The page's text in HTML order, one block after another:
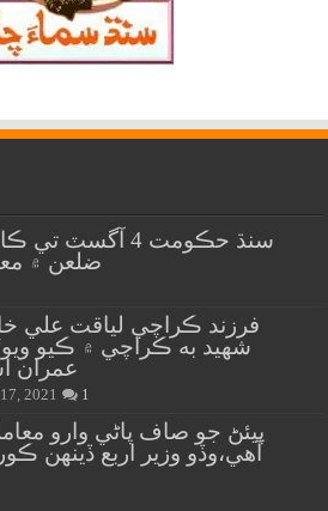
سنڌ حڪومت 4
ضلعن ۾
شهيد به ڪراچي ۾ ڪيو
عمران
2021 1
پيئڻ جو صاف پاڻي وارو
آهي،وڏو وزير اربع ڏينهن